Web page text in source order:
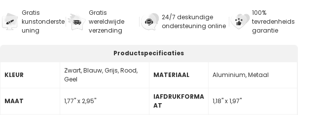
Gratis
kunstonderste
uning
Gratis
wereldwijde
verzending
24/7 deskundige
ondersteuning online
100%
tevredenheids
garantie
Productspecificaties
KLEUR
Zwart, Blauw, Grijs, Rood,
Geel
MATERIAAL Aluminium, Metaal
MAAT 1,77" x 2,95"
lAFDRUKFORMA
AT
1,18" x 1,97"